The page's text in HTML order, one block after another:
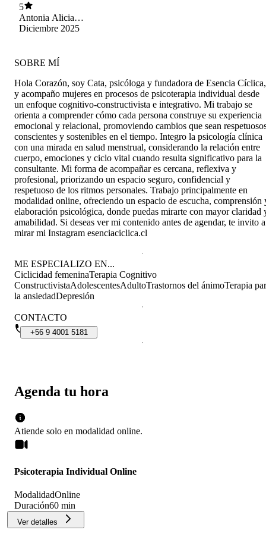
también desafiad@ en los momentos justos. Si
estás buscando una psicóloga con una mirada
profunda, integradora y humana, de verdad la
juicios con otra mujer que en todas las terapias
irradió calidez, en segundo lugar me permitió
conocerme mucho más allá de lo que yo creía
mayor comprensión de mi como mujer en el día
de mí y también de mi ciclo, aprender a tener
mucha mayor compasión y paciencia conmigo
desde el cariño y la auto reflexión en las
distintas fases que vivo en el mes. Me ayudó a
sanar los traumas más importantes a lo largo de
mi vida, desde el respeto, la paciencia y el
cariño hacia mi misma y estare 100% agradecida
de todas las herramientas otorgadas a lo largo de
más de un año de terapia porque a día de hoy,
me permito sentir con mayor comprensión el por
qué mis cambios de humor, mi energía
modificándose a lo largo del mes, y mis cambios
emocionales sobre todo. Esencia cíclica fue en
su momento, la instancia que más esperaba de la
semana para poder sentirme más mujer y sin
una y mil veces a través de la comprensión y
calidez que otorga la Cata.
5
Antonia Alicia
Pavez Zavala
Diciembre 2025
Agenda tu hora
Atiende solo en modalidad online.
Psicoterapia Individual Online
ModalidadOnline
Duración60 min
Ver detalles
SOBRE MÍ
Hola Corazón, soy Cata, psicóloga y fundadora de Esencia Cíclica,
y acompaño mujeres en procesos de psicoterapia individual desde
un enfoque cognitivo-constructivista e integrativo. Mi trabajo se
orienta a comprender cómo cada persona construye su experiencia
emocional y relacional, promoviendo cambios que sean
conscientes y sostenibles en el tiempo. Integro la psicología clínica
con una mirada en salud menstrual, considerando la relación entre
cuerpo, emociones y ciclo vital cuando resulta significativo para la
consultante. Mi forma de acompañar es cercana, reflexiva y
profesional, priorizando un espacio seguro, confidencial y
respetuoso de los ritmos personales. Trabajo principalmente en
modalidad online, ofreciendo un espacio de escucha, comprensión
elaboración psicológica, donde puedas mirarte con mayor claridad
amabilidad. Si deseas ver mi contenido antes de agendar, te invito a
mirar mi Instagram esenciaciclica.cl
ME ESPECIALIZO EN...
Ciclicidad femeninaTerapia Cognitivo
ConstructivistaAdolescentesAdultoTrastornos del ánimoTerapia
la ansiedadDepresión
CONTACTO
+56 9 4001 5181